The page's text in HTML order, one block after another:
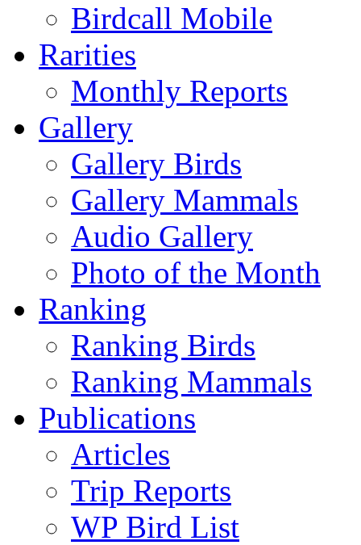
Birdcall Mobile
Rarities
Monthly Reports
Gallery
Gallery Birds
Gallery Mammals
Audio Gallery
Photo of the Month
Ranking
Ranking Birds
Ranking Mammals
Publications
Articles
Trip Reports
WP Bird List